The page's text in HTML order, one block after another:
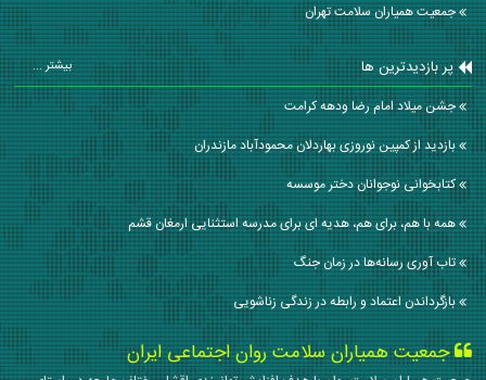
جمعیت همیاران سلامت تهران
پر بازدیدترین ها بیشتر ...
جشن میلاد امام رضا ودهه کرامت
بازدید از کمپین نوروزی بهاردلان محمودآباد مازندران
کتابخوانی نوجوانان دختر موسسه
همه با هم، برای هم، هدیه ای برای مدرسه استثنایی ارمغان قشم
تاب آوری رسانه‌ها در زمان جنگ
بازگرداندن اعتماد و رابطه در زندگی زناشویی
جمعیت همیاران سلامت روان اجتماعی ایران